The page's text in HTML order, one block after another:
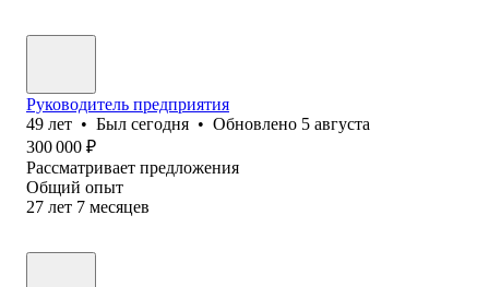
Руководитель предприятия
49 лет • Был сегодня • Обновлено 5 августа
300 000 ₽
Рассматривает предложения
Общий опыт
27 лет 7 месяцев